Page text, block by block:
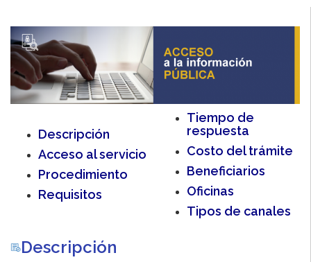
Descripción
Acceso al servicio
Procedimiento
Requisitos
Tiempo de
respuesta
Costo del trámite
Beneficiarios
Oficinas
Tipos de canales
Descripción